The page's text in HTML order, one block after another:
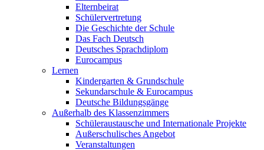
Elternbeirat
Schülervertretung
Die Geschichte der Schule
Das Fach Deutsch
Deutsches Sprachdiplom
Eurocampus
Lernen
Kindergarten & Grundschule
Sekundarschule & Eurocampus
Deutsche Bildungsgänge
Außerhalb des Klassenzimmers
Schüleraustausche und Internationale Projekte
Außerschulisches Angebot
Veranstaltungen